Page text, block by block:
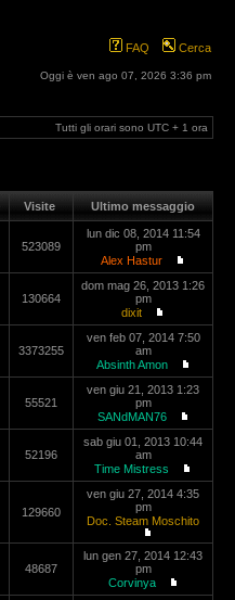
FAQ Cerca
Oggi è ven ago 07, 2026 3:36 pm
Tutti gli orari sono UTC + 1 ora
Visite Ultimo messaggio
523089
lun dic 08, 2014 11:54
pm
Alex Hastur
130664
dom mag 26, 2013 1:26
pm
dixit
3373255
ven feb 07, 2014 7:50
am
Absinth Amon
55521
ven giu 21, 2013 1:23
pm
SANdMAN76
52196
sab giu 01, 2013 10:44
am
Time Mistress
129660
ven giu 27, 2014 4:35
pm
Doc. Steam Moschito
48687
lun gen 27, 2014 12:43
pm
Corvinya